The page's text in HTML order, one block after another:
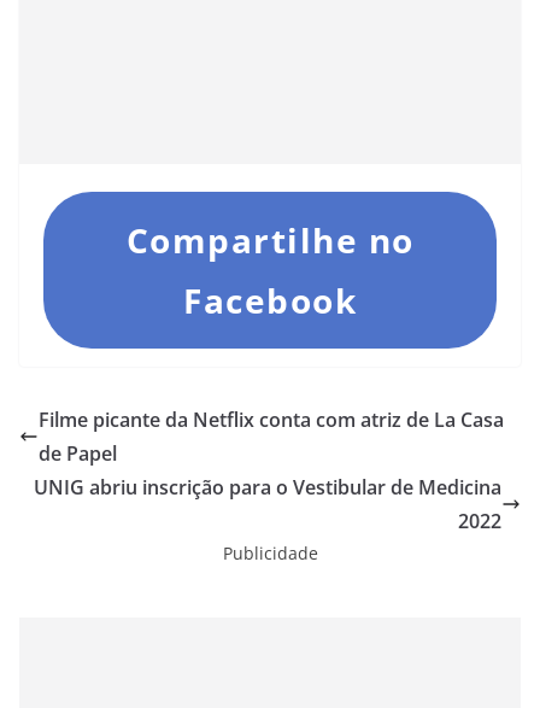
Compartilhe no
Facebook
Filme picante da Netflix conta com atriz de La Casa
de Papel
UNIG abriu inscrição para o Vestibular de Medicina
2022
Publicidade